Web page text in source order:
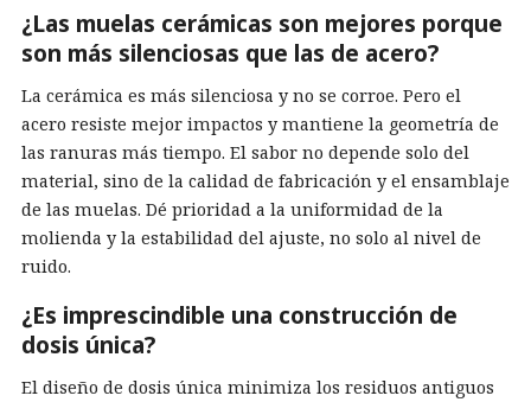
¿Las muelas cerámicas son mejores porque
son más silenciosas que las de acero?
La cerámica es más silenciosa y no se corroe. Pero el
acero resiste mejor impactos y mantiene la geometría de
las ranuras más tiempo. El sabor no depende solo del
material, sino de la calidad de fabricación y el ensamblaje
de las muelas. Dé prioridad a la uniformidad de la
molienda y la estabilidad del ajuste, no solo al nivel de
ruido.
¿Es imprescindible una construcción de
dosis única?
El diseño de dosis única minimiza los residuos antiguos